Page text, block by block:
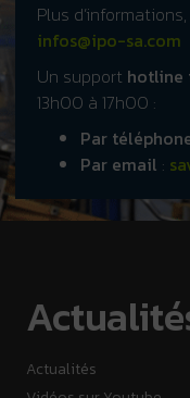
Plus
infos@ipo-sa.com
Un support hotline
13h00 à 17h00 :
Par
Par email :
Actualités